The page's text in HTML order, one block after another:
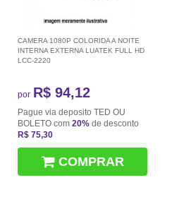
CAMERA 1080P COLORIDA A NOITE
INTERNA EXTERNA LUATEK FULL HD
LCC-2220
por R$ 94,12
Pague via deposito TED OU
BOLETO com 20% de desconto
R$ 75,30
COMPRAR